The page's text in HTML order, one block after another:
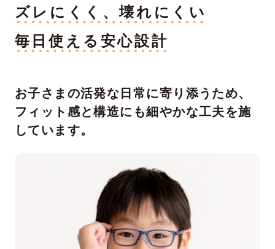
ズレにくく、壊れにくい
毎日使える安心設計
お子さまの活発な日常に寄り添うため、
フィット感と構造にも細やかな工夫を施
しています。